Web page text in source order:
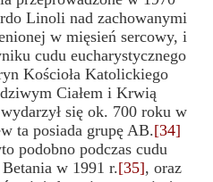
Linoli nad zachowanymi
w mięsień sercowy, i
cudu eucharystycznego
Kościoła Katolickiego
Ciałem i Krwią
się ok. 700 roku w
ta posiada grupę AB.[34]
podobno podczas cudu
w 1991 r.[35], oraz